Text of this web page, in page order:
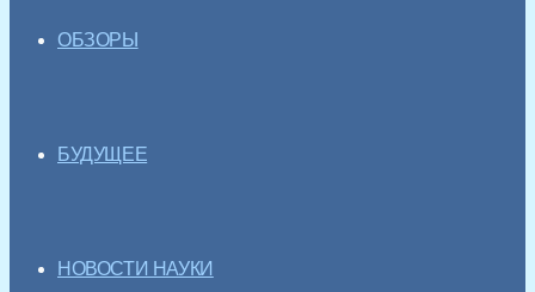
ОБЗОРЫ
БУДУЩЕЕ
НОВОСТИ НАУКИ